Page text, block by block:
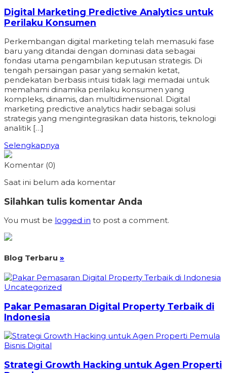
Digital Marketing Predictive Analytics untuk
Perilaku Konsumen
Perkembangan digital marketing telah memasuki fase
baru yang ditandai dengan dominasi data sebagai
fondasi utama pengambilan keputusan strategis. Di
tengah persaingan pasar yang semakin ketat,
pendekatan berbasis intuisi tidak lagi memadai untuk
memahami dinamika perilaku konsumen yang
kompleks, dinamis, dan multidimensional. Digital
marketing predictive analytics hadir sebagai solusi
strategis yang mengintegrasikan data historis, teknologi
analitik […]
Selengkapnya
Komentar (0)
Saat ini belum ada komentar
Silahkan tulis komentar Anda
You must be logged in to post a comment.
Blog Terbaru »
Uncategorized
Pakar Pemasaran Digital Property Terbaik di
Indonesia
Bisnis Digital
Strategi Growth Hacking untuk Agen Properti